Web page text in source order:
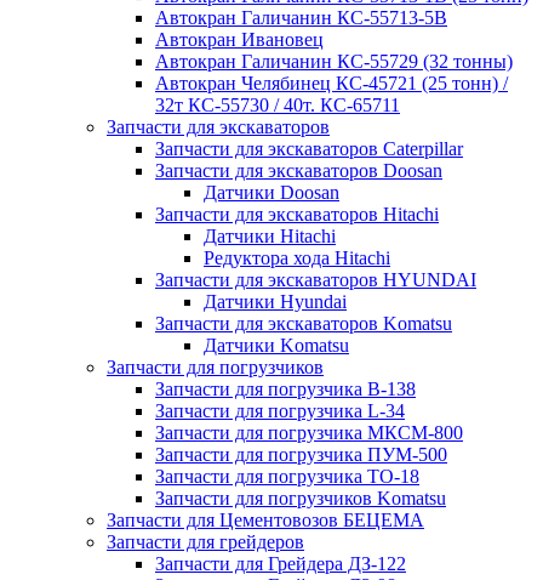
Автокран Галичанин КС-55713-5В
Автокран Ивановец
Автокран Галичанин КС-55729 (32 тонны)
Автокран Челябинец КС-45721 (25 тонн) /
32т КС-55730 / 40т. КС-65711
Запчасти для экскаваторов
Запчасти для экскаваторов Caterpillar
Запчасти для экскаваторов Doosan
Датчики Doosan
Запчасти для экскаваторов Hitachi
Датчики Hitachi
Редуктора хода Hitachi
Запчасти для экскаваторов HYUNDAI
Датчики Hyundai
Запчасти для экскаваторов Komatsu
Датчики Komatsu
Запчасти для погрузчиков
Запчасти для погрузчика B-138
Запчасти для погрузчика L-34
Запчасти для погрузчика МКСМ-800
Запчасти для погрузчика ПУМ-500
Запчасти для погрузчика ТО-18
Запчасти для погрузчиков Komatsu
Запчасти для Цементовозов БЕЦЕМА
Запчасти для грейдеров
Запчасти для Грейдера ДЗ-122